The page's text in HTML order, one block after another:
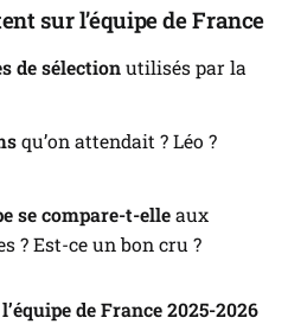
sur l’équipe de France
de sélectionutilisés par la
qu’on attendait ?Léo ?
se compare-t-elleaux
? Est-ce un bon cru ?
de France 2025-2026